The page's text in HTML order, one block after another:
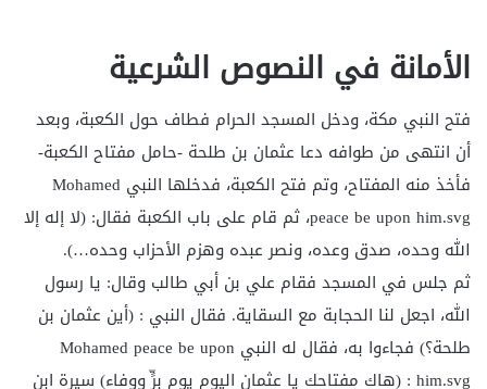
الأمانة في النصوص الشرعية
فتح النبي مكة، ودخل المسجد الحرام فطاف حول الكعبة، وبعد
أن انتهى من طوافه دعا عثمان بن طلحة -حامل مفتاح الكعبة-
فأخذ منه المفتاح، وتم فتح الكعبة، فدخلها النبي Mohamed
peace be upon him.svg، ثم قام على باب الكعبة فقال: (لا إله إلا
الله وحده، صدق وعده، ونصر عبده وهزم الأحزاب وحده…).
ثم جلس في المسجد فقام علي بن أبي طالب وقال: يا رسول
الله، اجعل لنا الحجابة مع السقاية. فقال النبي : (أين عثمان بن
طلحة؟) فجاءوا به، فقال له النبي Mohamed peace be upon
him.svg : (هاك مفتاحك يا عثمان اليوم يوم برٍّ ووفاء) سيرة ابن